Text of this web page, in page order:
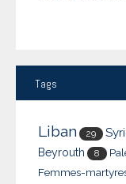
Tags
Liban 29
Beyrouth 8
Femmes-